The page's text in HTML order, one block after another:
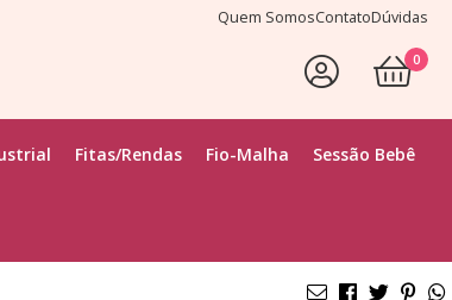
Quem SomosContatoDúvidas
0
Fitas/Rendas Fio-Malha Sessão Bebê